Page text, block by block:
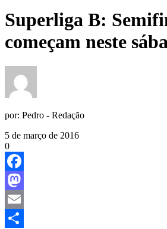
Superliga B:
começam neste
por: Pedro - Redação
5 de março de 2016
0
Facebook
Mastodon
Email